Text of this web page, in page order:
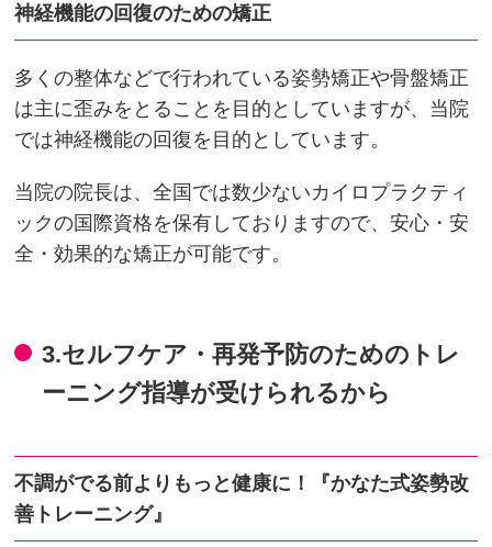
神経機能の回復のための矯正
多くの整体などで行われている姿勢矯正や骨盤矯正
は主に歪みをとることを目的としていますが、当院
では神経機能の回復を目的としています。
当院の院長は、全国では数少ないカイロプラクティ
ックの国際資格を保有しておりますので、安心・安
全・効果的な矯正が可能です。
3.セルフケア・再発予防のためのトレ
ーニング指導が受けられるから
不調がでる前よりもっと健康に！『かなた式姿勢改
善トレーニング』